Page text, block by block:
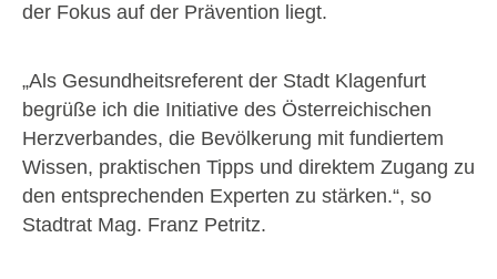
der Fokus auf der Prävention liegt.
„Als Gesundheitsreferent der Stadt Klagenfurt
begrüße ich die Initiative des Österreichischen
Herzverbandes, die Bevölkerung mit fundiertem
Wissen, praktischen Tipps und direktem Zugang zu
den entsprechenden Experten zu stärken.“, so
Stadtrat Mag. Franz Petritz.